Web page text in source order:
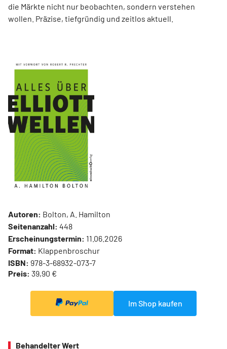
die Märkte nicht nur beobachten, sondern verstehen
wollen. Präzise, tiefgründig und zeitlos aktuell.
Autoren: Bolton, A. Hamilton
Seitenanzahl: 448
Erscheinungstermin: 11.06.2026
Format: Klappenbroschur
ISBN: 978-3-68932-073-7
Preis: 39,90 €
Im Shop kaufen
Behandelter Wert